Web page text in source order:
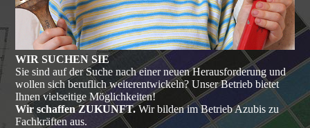
WIR SUCHEN SIE
Sie sind auf der Suche nach einer neuen Herausforderung und
wollen sich beruflich weiterentwickeln? Unser Betrieb bietet
Ihnen vielseitige Möglichkeiten!
Wir schaffen ZUKUNFT.Wir bilden im Betrieb Azubis zu
Fachkräften aus.